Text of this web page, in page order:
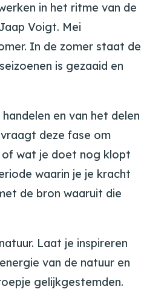
in het ritme van de
Voigt. Mei
In de zomer staat de
is gezaaid en
en van het delen
deze fase om
of wat je doet nog klopt
waarin je je kracht
de bron waaruit die
Laat je inspireren
van de natuur en
gelijkgestemden.